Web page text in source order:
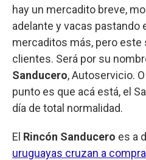
hay un mercadito breve,
adelante y vacas pastando
mercaditos más, pero este
clientes. Será por su
Sanducero, Autoservicio.
punto es que acá está, el
día de total normalidad.
El Rincón Sanducero es a
uruguayas cruzan a